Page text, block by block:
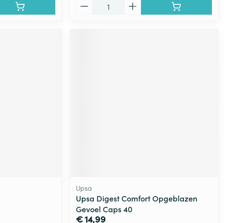
Upsa
Upsa Digest Comfort Opgeblazen
Gevoel Caps 40
€ 14,99